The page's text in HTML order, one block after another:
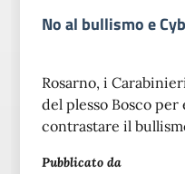
No al bullismo e
Rosarno, i
del plesso Bosco per
contrastare il
Pubblicato da